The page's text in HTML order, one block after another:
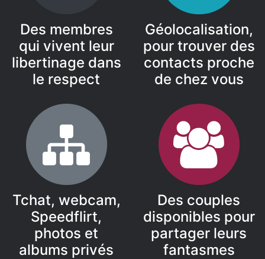
Des membres
qui vivent leur
libertinage dans
le respect
Géolocalisation,
pour trouver des
contacts proche
de chez vous
Tchat, webcam,
Speedflirt,
photos et
albums privés
Des couples
disponibles pour
partager leurs
fantasmes